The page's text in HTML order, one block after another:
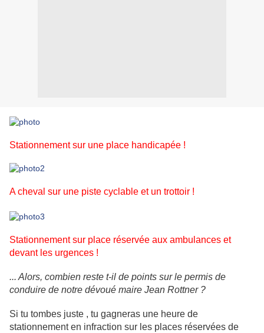
Stationnement sur une place handicapée !
A cheval sur une piste cyclable et un trottoir !
Stationnement sur place réservée aux ambulances et
devant les urgences !
... Alors, combien reste t-il de points sur le permis de
conduire de notre dévoué maire Jean Rottner ?
Si tu tombes juste , tu gagneras une heure de
stationnement en infraction sur les places réservées de